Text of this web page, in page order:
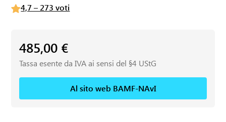
4,7 – 273 voti
485,00 €
Tassa esente da IVA ai sensi del §4 UStG
Al sito web BAMF-NAvI